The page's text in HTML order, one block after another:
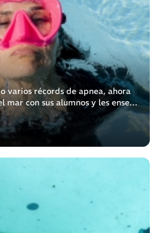
varios récords de apnea, ahora
con sus alumnos y les enseña